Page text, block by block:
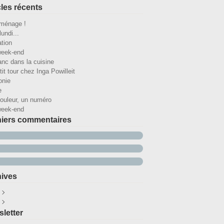
récents
!
end
dans la cuisine
tour chez Inga Powilleit
un numéro
end
commentaires
(32)(29)